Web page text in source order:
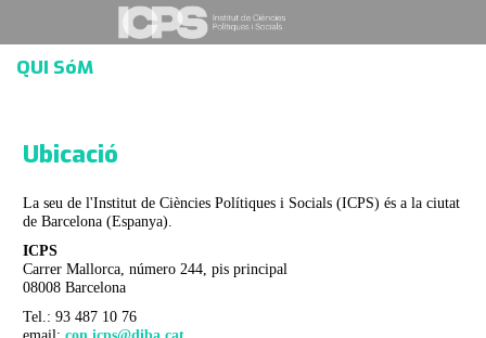
QUI SóM
Ubicació
La seu de l'Institut de Ciències Polítiques i Socials (ICPS) és a la ciutat
de Barcelona (Espanya).
ICPS
Carrer Mallorca, número 244, pis principal
08008 Barcelona
Tel.: 93 487 10 76